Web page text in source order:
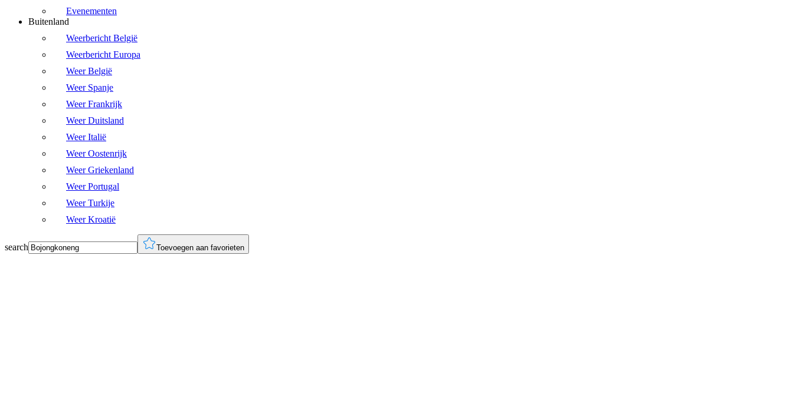
Evenementen
Buitenland
Weerbericht België
Weerbericht Europa
Weer België
Weer Spanje
Weer Frankrijk
Weer Duitsland
Weer Italië
Weer Oostenrijk
Weer Griekenland
Weer Portugal
Weer Turkije
Weer Kroatië
search Toevoegen aan favorieten